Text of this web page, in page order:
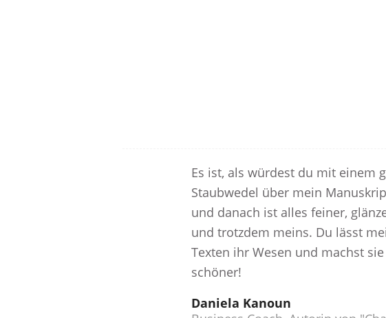
Es ist, als würdest du mit einem
Staubwedel über mein
und danach ist alles feiner,
und trotzdem meins. Du lässt
Texten ihr Wesen und machst
schöner!
Daniela Kanoun